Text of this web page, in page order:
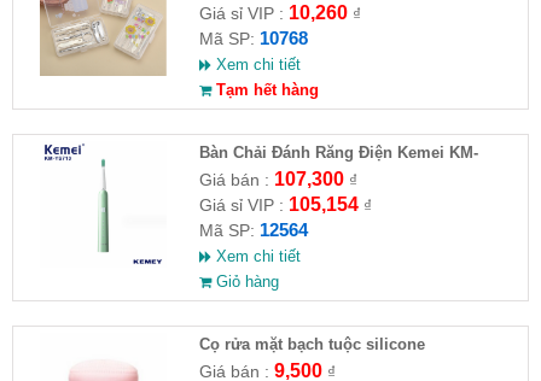
Giá sỉ VIP : 10,260₫
Mã SP: 10768
Xem chi tiết
Tạm hết hàng
Bàn Chải Đánh Răng Điện Kemei KM-
YS713
Giá bán : 107,300₫
Giá sỉ VIP : 105,154₫
Mã SP: 12564
Xem chi tiết
Giỏ hàng
Cọ rửa mặt bạch tuộc silicone
Giá bán : 9,500₫